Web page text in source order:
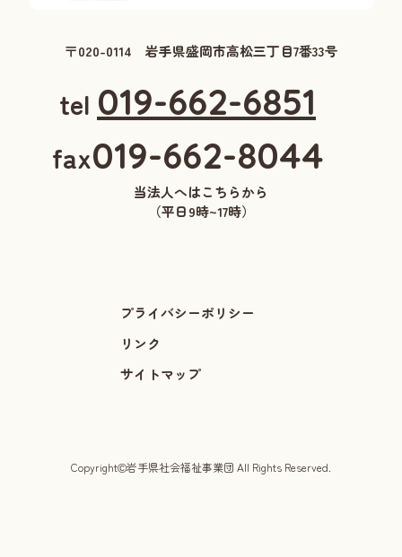
〒020-0114 岩手県盛岡市高松三丁目7番33号
tel 019-662-6851
fax019-662-8044
当法人へはこちらから
（平日9時~17時）
プライバシーポリシー
リンク
サイトマップ
Copyright©岩手県社会福祉事業団 All Rights Reserved.